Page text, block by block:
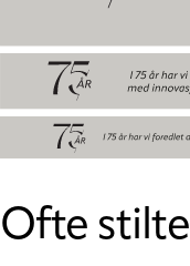
Ofte